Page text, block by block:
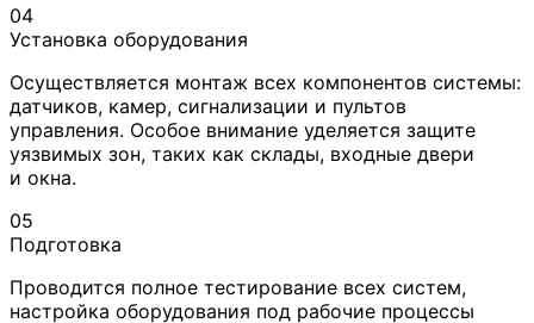
04
Установка оборудования
Осуществляется монтаж всех компонентов системы:
датчиков, камер, сигнализации и пультов
управления. Особое внимание уделяется защите
уязвимых зон, таких как склады, входные двери
и окна.
05
Подготовка
Проводится полное тестирование всех систем,
настройка оборудования под рабочие процессы